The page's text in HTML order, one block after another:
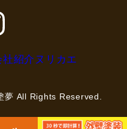
夢 All Rights Reserved.